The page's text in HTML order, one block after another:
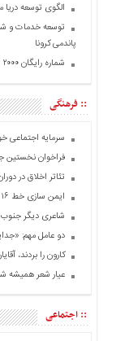
سیاسی
فرهنگی
اجتماعی
انتخابات
ویدئو
دسترسی
استخدام
شرایط
ورود
الگوی توسعه
توسعه خدمات و
پاندمی کرونا
شماره رایگان ۲۰۰۰
:: فرهنگی
سرمایه اجتماعی
فراخوان نخستین
تئاتر اخلاق در
ایمن سازی خط ۱۶ اینچ تزریق گاز مارون در پی حادثه نشت و آتش‌سوزی
شاعری دیگر جنوب
دو عامل مهم:
کارون را بردند،
عیار شعر همیشه
:: اجتماعی